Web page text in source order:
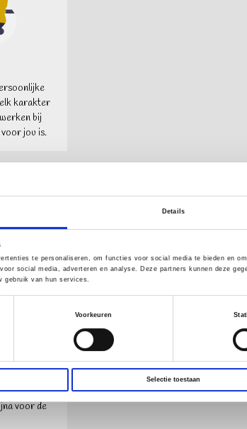
Details
te personaliseren, om functies voor social media te bieden en
social media, adverteren en analyse. Deze partners kunnen deze
gebruik van hun services.
Voorkeuren
Selectie toestaan
karakter
bij
jou is.
bent
nog de
ons
na te
voor de